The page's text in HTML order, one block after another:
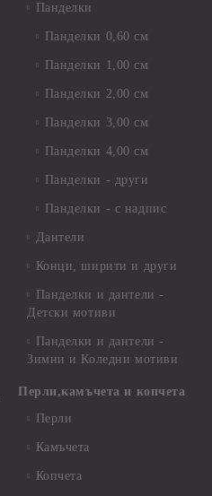
Панделки
Панделки 0,60 см
Панделки 1,00 см
Панделки 2,00 см
Панделки 3,00 см
Панделки 4,00 см
Панделки - други
Панделки - с надпис
Дантели
Конци, ширити и други
Панделки и дантели -
Детски мотиви
Панделки и дантели -
Зимни и Коледни мотиви
Перли,камъчета и копчета
Перли
Камъчета
Копчета